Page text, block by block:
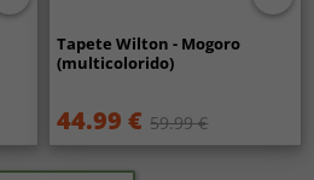
Tapete Wilton - Mogoro
(multicolorido)
44.99 € 59.99 €